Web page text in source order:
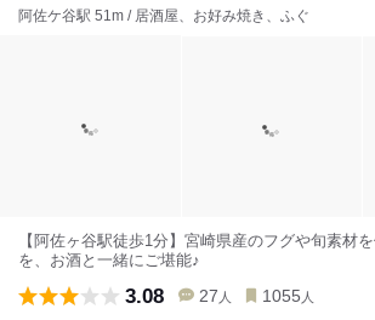
阿佐ケ谷駅 51m / 居酒屋、お好み焼き、ふぐ
【阿佐ヶ谷駅徒歩1分】宮崎県産のフグや旬素材
を、お酒と一緒にご堪能♪
3.08 27 人 1055 人